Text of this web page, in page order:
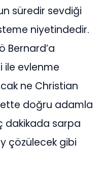
süredir sevdiği
niyetindedir.
Bernard’a
ile evlenme
ne Christian
doğru adamla
dakikada sarpa
çözülecek gibi